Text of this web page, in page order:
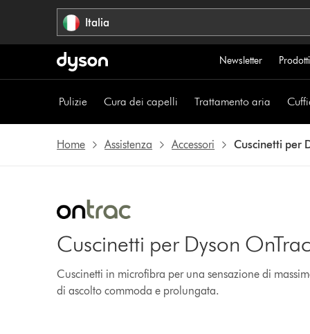
Italia
Newsletter
Pulizie Cura dei capelli Trattamento aria
Home Assistenza Accessori Cuscinetti per
Cuscinetti per Dyson
Cuscinetti in microfibra per una sensazione di
di ascolto commoda e prolungata.